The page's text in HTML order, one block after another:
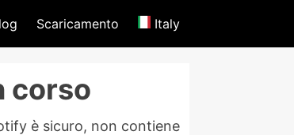
Scaricamento Italy
corso
è sicuro, non contiene